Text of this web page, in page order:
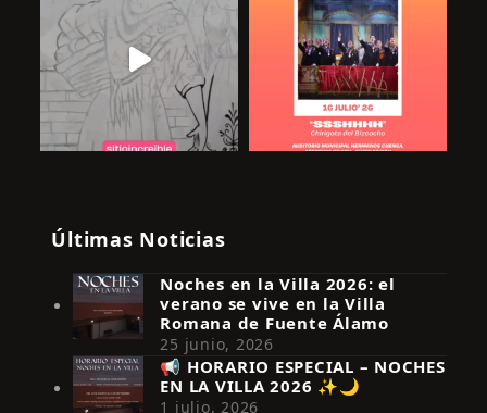
Síguenos en Instagram
Últimas Noticias
Noches en la Villa 2026: el
verano se vive en la Villa
Romana de Fuente Álamo
25 junio, 2026
📢 HORARIO ESPECIAL – NOCHES
EN LA VILLA 2026 ✨🌙
1 julio, 2026